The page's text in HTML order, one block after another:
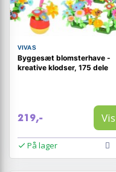
VIVAS
Byggesæt blomsterhave -
kreative klodser, 175 dele
219,- Vis
På lager